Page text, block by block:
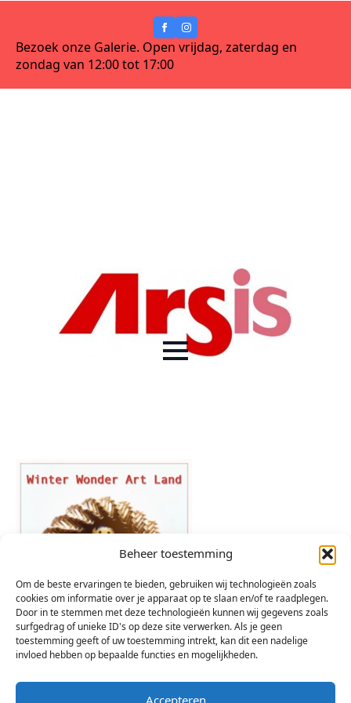
Beheer toestemming
Om de beste ervaringen te bieden, gebruiken wij technologieën zoals
cookies om informatie over je apparaat op te slaan en/of te raadplegen.
Door in te stemmen met deze technologieën kunnen wij gegevens zoals
surfgedrag of unieke ID's op deze site verwerken. Als je geen
toestemming geeft of uw toestemming intrekt, kan dit een nadelige
invloed hebben op bepaalde functies en mogelijkheden.
Accepteren
Bezoek onze Galerie. Open vrijdag, zaterdag en
zondag van 12:00 tot 17:00